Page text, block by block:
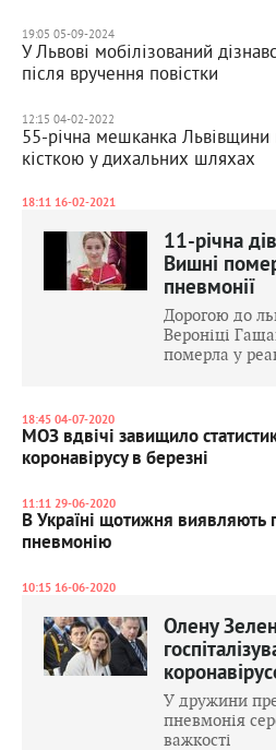
19:05 05-09-2024
У Львові мобілізований
після вручення повістки
12:15 04-02-2022
55-річна мешканка Львівщини
кісткою у дихальних шляхах
18:11 16-02-2021
11-річна
Вишні
пневмонії
Дорогою до
Вероніці
померла у
18:45 04-07-2020
МОЗ вдвічі завищило
коронавірусу в березні
11:11 29-06-2020
В Україні щотижня
пневмонію
10:15 16-06-2020
Олену
У дружини
пневмонія
важкості